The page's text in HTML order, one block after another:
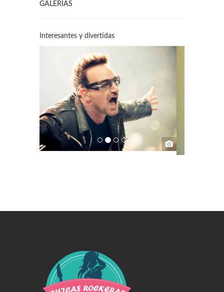
GALERÍAS
Interesantes y divertidas
Swiss Replica Watches
Audemars Piguet Watches Replica
Rolex Watches Replica
Richard Mille Watches Replica